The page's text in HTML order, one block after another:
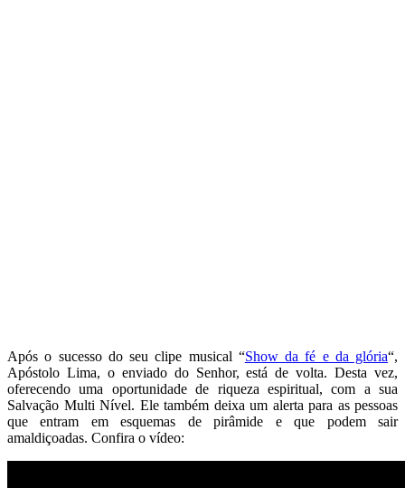
Após o sucesso do seu clipe musical “Show da fé e da glória“,
Apóstolo Lima, o enviado do Senhor, está de volta. Desta vez,
oferecendo uma oportunidade de riqueza espiritual, com a sua
Salvação Multi Nível. Ele também deixa um alerta para as pessoas
que entram em esquemas de pirâmide e que podem sair
amaldiçoadas. Confira o vídeo: